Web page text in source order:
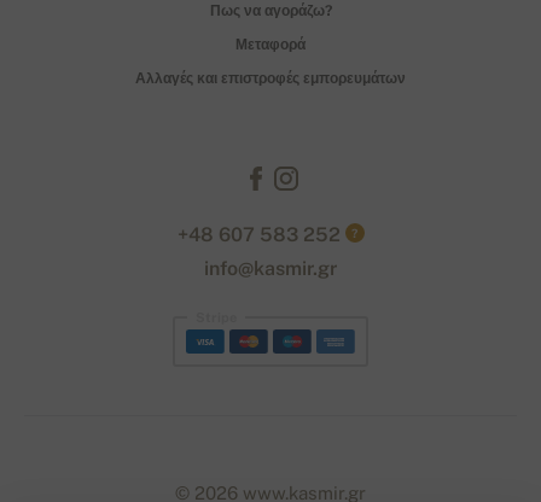
Πως να αγοράζω?
Μεταφορά
Αλλαγές και επιστροφές εμπορευμάτων
+48 607 583 252 ?
info@kasmir.gr
© 2026 www.kasmir.gr